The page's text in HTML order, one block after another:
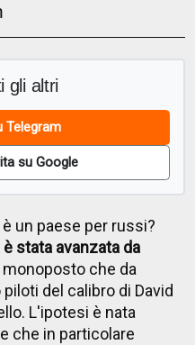
gli altri
Telegram
su Google
è un paese per russi?
stata avanzata da
monoposto che da
del calibro di David
L'ipotesi è nata
che in particolare